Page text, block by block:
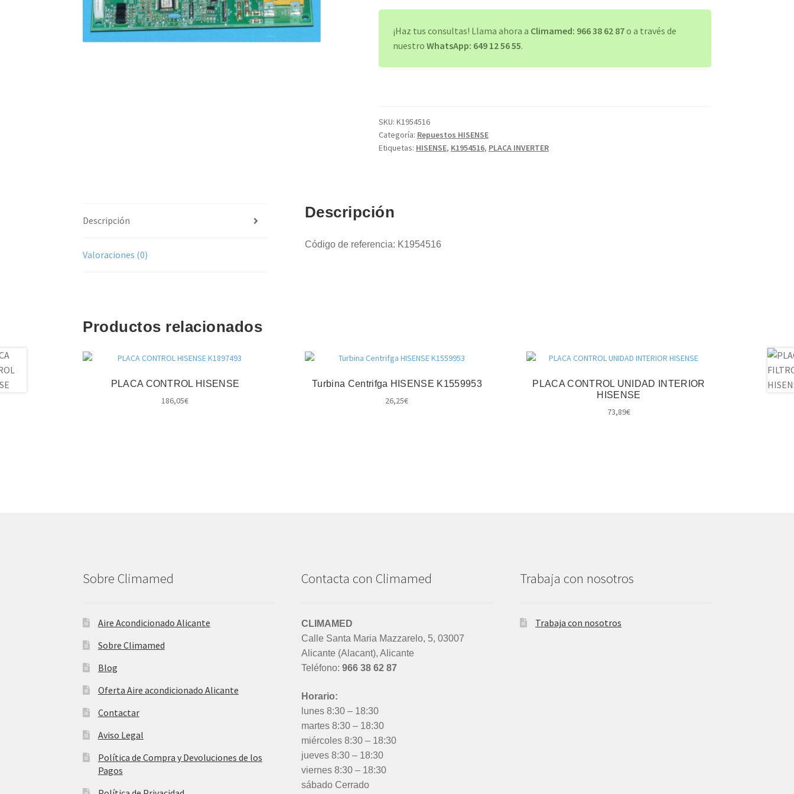
HISENSE
¡Haz tus consultas! Llama ahora a Climamed: 966 38 62 87o a través de
nuestro WhatsApp: 649 12 56 55.
SKU: K1954516
Categoría: Repuestos HISENSE
Etiquetas: HISENSE, K1954516, PLACA INVERTER
Descripción
Valoraciones (0)
Descripción
Código de referencia: K1954516
Productos relacionados
PLACA CONTROL HISENSE
186,05€
Turbina Centrifga HISENSE K1559953
26,25€
PLACA CONTROL UNIDAD INTERIOR
HISENSE
73,89€
Sobre Climamed
Aire Acondicionado Alicante
Sobre Climamed
Blog
Oferta Aire acondicionado Alicante
Contactar
Aviso Legal
Política de Compra y Devoluciones de los
Pagos
Contacta con Climamed
CLIMAMED
Calle Santa Maria Mazzarelo, 5, 03007
Alicante (Alacant), Alicante
Teléfono:966 38 62 87
Horario:
lunes 8:30 – 18:30
martes 8:30 – 18:30
miércoles 8:30 – 18:30
jueves 8:30 – 18:30
viernes 8:30 – 18:30
sábado Cerrado
Trabaja con nosotros
Trabaja con nosotros